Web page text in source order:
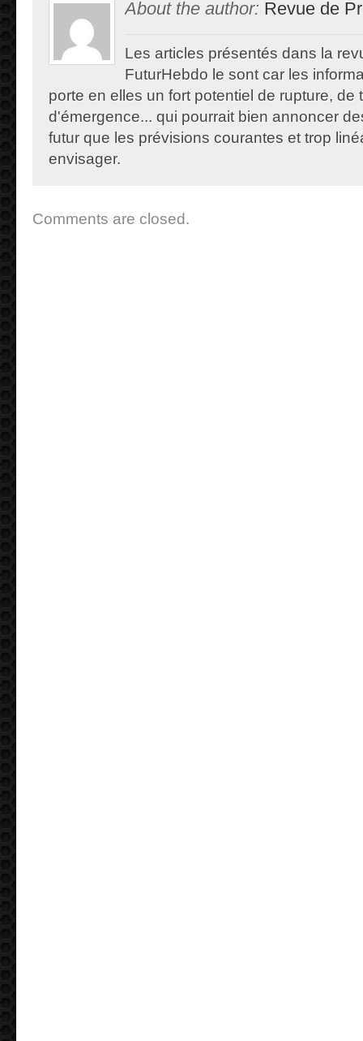
About the author: Revue de
Les articles présentés dans la
FuturHebdo le sont car les
porte en elles un fort potentiel de rupture, de
d'émergence... qui pourrait bien annoncer
futur que les prévisions courantes et trop
envisager.
Comments are closed.